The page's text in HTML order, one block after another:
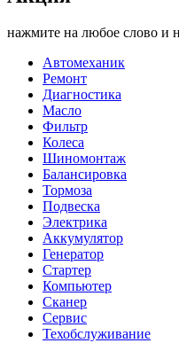
нажмите на любое слово и
Автомеханик
Ремонт
Диагностика
Масло
Фильтр
Колеса
Шиномонтаж
Балансировка
Тормоза
Подвеска
Электрика
Аккумулятор
Генератор
Стартер
Компьютер
Сканер
Сервис
Техобслуживание